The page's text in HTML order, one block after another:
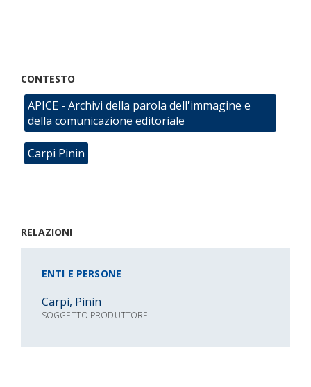
CONTESTO
APICE - Archivi della parola dell'immagine e
della comunicazione editoriale
Carpi Pinin
RELAZIONI
ENTI E PERSONE
Carpi, Pinin
SOGGETTO PRODUTTORE